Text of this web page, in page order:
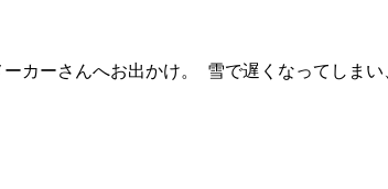
カーさんへお出かけ。 雪で遅くなってしま